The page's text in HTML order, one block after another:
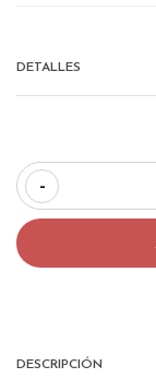
DETALLES
-
DESCRIPCIÓN